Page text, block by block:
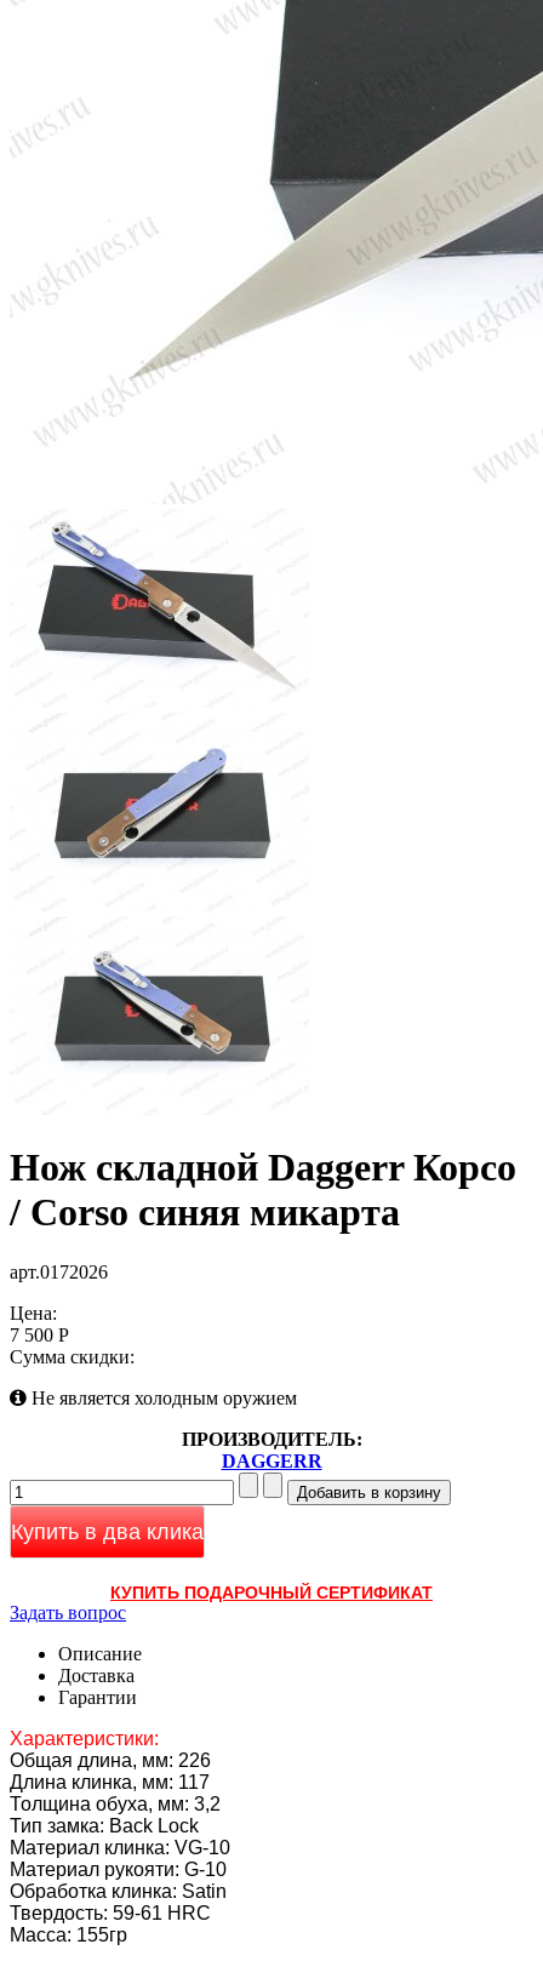
Нож складной Daggerr Корсо
/ Corso синяя микарта
арт.0172026
Цена:
7 500 Р
Сумма скидки:
Не является холодным оружием
ПРОИЗВОДИТЕЛЬ:
DAGGERR
Купить в два клика
КУПИТЬ ПОДАРОЧНЫЙ СЕРТИФИКАТ
Задать вопрос
Описание
Доставка
Гарантии
Характеристики:
Общая длина, мм: 226
Длина клинка, мм: 117
Толщина обуха, мм: 3,2
Тип замка: Back Lock
Материал клинка: VG-10
Материал рукояти: G-10
Обработка клинка: Satin
Твердость: 59-61 HRC
Масса: 155гр